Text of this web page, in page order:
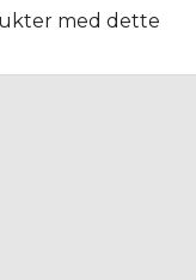
med dette